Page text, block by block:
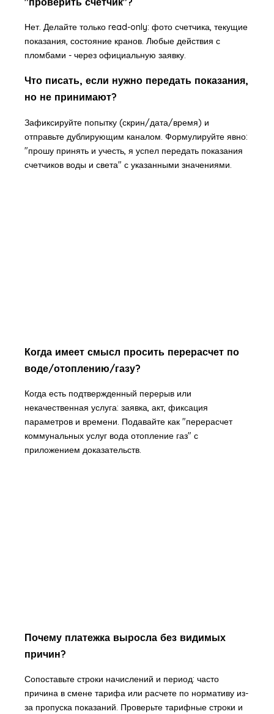
Нет. Делайте только read-only: фото счетчика, текущие
показания, состояние кранов. Любые действия с
пломбами - через официальную заявку.
Что писать, если нужно передать показания,
но не принимают?
Зафиксируйте попытку (скрин/дата/время) и
отправьте дублирующим каналом. Формулируйте явно:
"прошу принять и учесть, я успел передать показания
счетчиков воды и света" с указанными значениями.
Когда имеет смысл просить перерасчет по
воде/отоплению/газу?
Когда есть подтвержденный перерыв или
некачественная услуга: заявка, акт, фиксация
параметров и времени. Подавайте как "перерасчет
коммунальных услуг вода отопление газ" с
приложением доказательств.
Почему платежка выросла без видимых
причин?
Сопоставьте строки начислений и период: часто
причина в смене тарифа или расчете по нормативу из-
за пропуска показаний. Проверьте тарифные строки и